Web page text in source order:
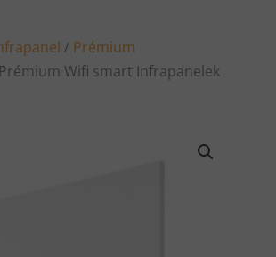
/ Prémium
Wifi smart Infrapanelek